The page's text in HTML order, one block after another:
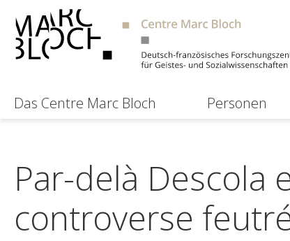
Das Centre Marc Bloch Personen
Par-delà Descola
controverse